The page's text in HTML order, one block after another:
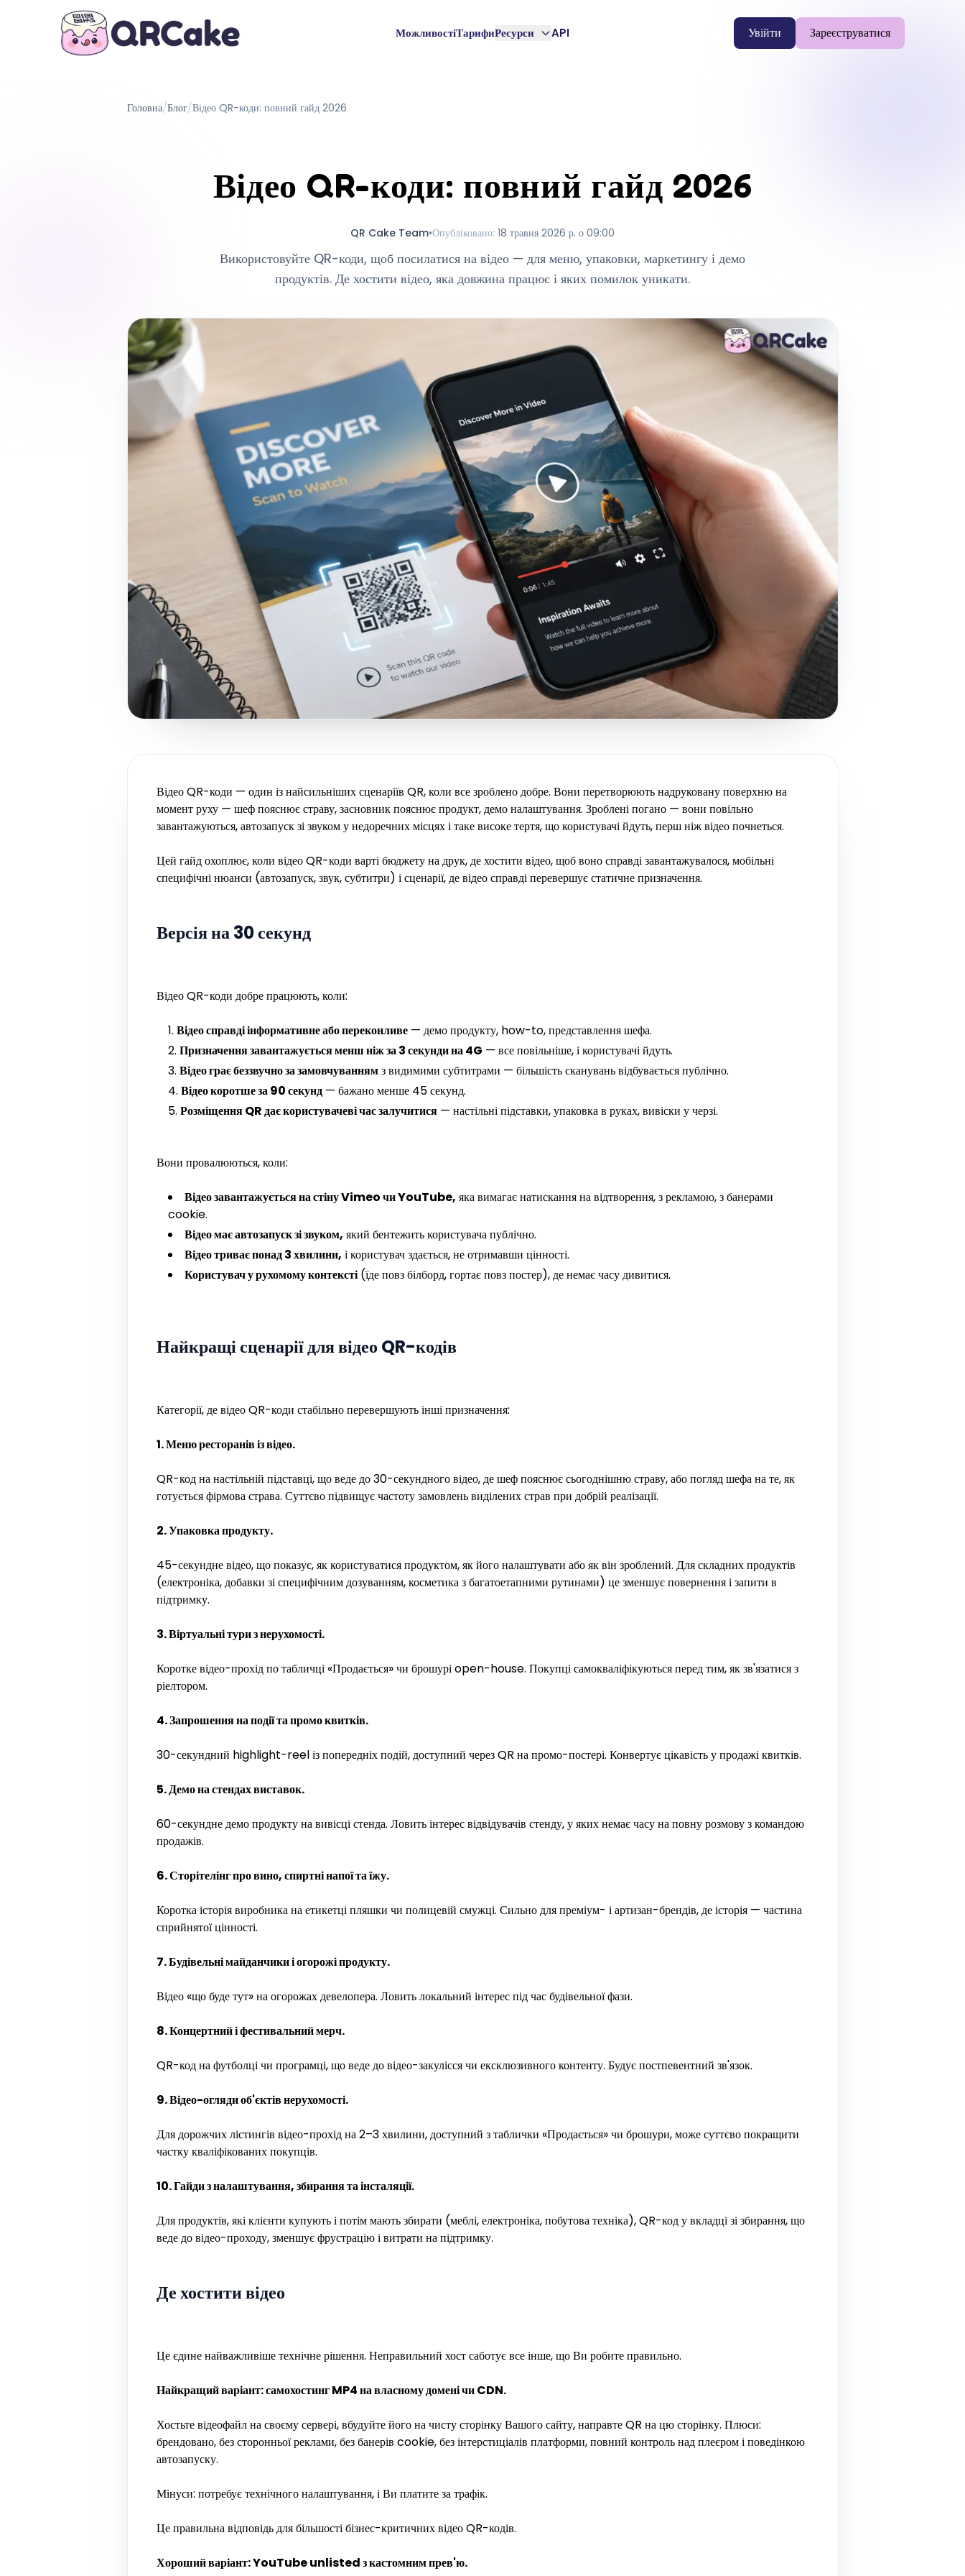
МожливостіТарифиРесурси API Увійти Зареєструватися
Головна/Блог/Відео QR-коди: повний гайд 2026
Відео QR-коди: повний гайд 2026
QR Cake Team•Опубліковано: 18 травня 2026 р. о 09:00
Використовуйте QR-коди, щоб посилатися на відео — для меню, упаковки, маркетингу і демо
продуктів. Де хостити відео, яка довжина працює і яких помилок уникати.
Відео QR-коди — один із найсильніших сценаріїв QR, коли все зроблено добре. Вони перетворюють надруковану поверхню на
момент руху — шеф пояснює страву, засновник пояснює продукт, демо налаштування. Зроблені погано — вони повільно
завантажуються, автозапуск зі звуком у недоречних місцях і таке високе тертя, що користувачі йдуть, перш ніж відео почнеться.
Цей гайд охоплює, коли відео QR-коди варті бюджету на друк, де хостити відео, щоб воно справді завантажувалося, мобільні
специфічні нюанси (автозапуск, звук, субтитри) і сценарії, де відео справді перевершує статичне призначення.
Версія на 30 секунд
Відео QR-коди добре працюють, коли:
Відео справді інформативне або переконливе— демо продукту, how-to, представлення шефа.
Призначення завантажується менш ніж за 3 секунди на 4G — все повільніше, і користувачі йдуть.
Відео грає беззвучно за замовчуваннямз видимими субтитрами — більшість сканувань відбувається публічно.
Відео коротше за 90 секунд— бажано менше 45 секунд.
Розміщення QR дає користувачеві час залучитися— настільні підставки, упаковка в руках, вивіски у черзі.
Вони провалюються, коли:
Відео завантажується на стіну Vimeo чи YouTube, яка вимагає натискання на відтворення, з рекламою, з банерами
cookie.
Відео має автозапуск зі звуком, який бентежить користувача публічно.
Відео триває понад 3 хвилини, і користувач здається, не отримавши цінності.
Користувач у рухомому контексті(їде повз білборд, гортає повз постер), де немає часу дивитися.
Найкращі сценарії для відео QR-кодів
Категорії, де відео QR-коди стабільно перевершують інші призначення:
1. Меню ресторанів із відео.
QR-код на настільній підставці, що веде до 30-секундного відео, де шеф пояснює сьогоднішню страву, або погляд шефа на те, як
готується фірмова страва. Суттєво підвищує частоту замовлень виділених страв при добрій реалізації.
2. Упаковка продукту.
45-секундне відео, що показує, як користуватися продуктом, як його налаштувати або як він зроблений. Для складних продуктів
(електроніка, добавки зі специфічним дозуванням, косметика з багатоетапними рутинами) це зменшує повернення і запити в
підтримку.
3. Віртуальні тури з нерухомості.
Коротке відео-прохід по табличці «Продається» чи брошурі open-house. Покупці самокваліфікуються перед тим, як зв'язатися з
ріелтором.
4. Запрошення на події та промо квитків.
30-секундний highlight-reel із попередніх подій, доступний через QR на промо-постері. Конвертує цікавість у продажі квитків.
5. Демо на стендах виставок.
60-секундне демо продукту на вивісці стенда. Ловить інтерес відвідувачів стенду, у яких немає часу на повну розмову з командою
продажів.
6. Сторітелінг про вино, спиртні напої та їжу.
Коротка історія виробника на етикетці пляшки чи полицевій смужці. Сильно для преміум- і артизан-брендів, де історія — частина
сприйнятої цінності.
7. Будівельні майданчики і огорожі продукту.
Відео «що буде тут» на огорожах девелопера. Ловить локальний інтерес під час будівельної фази.
8. Концертний і фестивальний мерч.
QR-код на футболці чи програмці, що веде до відео-закулісся чи ексклюзивного контенту. Будує постпевентний зв'язок.
9. Відео-огляди об'єктів нерухомості.
Для дорожчих лістингів відео-прохід на 2–3 хвилини, доступний з таблички «Продається» чи брошури, може суттєво покращити
частку кваліфікованих покупців.
10. Гайди з налаштування, збирання та інсталяції.
Для продуктів, які клієнти купують і потім мають збирати (меблі, електроніка, побутова техніка), QR-код у вкладці зі збирання, що
веде до відео-проходу, зменшує фрустрацію і витрати на підтримку.
Де хостити відео
Це єдине найважливіше технічне рішення. Неправильний хост саботує все інше, що Ви робите правильно.
Найкращий варіант: самохостинг MP4 на власному домені чи CDN.
Хостьте відеофайл на своєму сервері, вбудуйте його на чисту сторінку Вашого сайту, направте QR на цю сторінку. Плюси:
брендовано, без сторонньої реклами, без банерів cookie, без інтерстиціалів платформи, повний контроль над плеєром і поведінкою
автозапуску.
Мінуси: потребує технічного налаштування, і Ви платите за трафік.
Це правильна відповідь для більшості бізнес-критичних відео QR-кодів.
Хороший варіант: YouTube unlisted з кастомним прев'ю.